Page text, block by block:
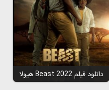
دانلود فیلم Beast 2022 هیولا